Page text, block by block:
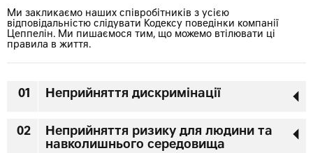
Ми закликаємо наших співробітників з усією
відповідальністю слідувати Кодексу поведінки компанії
Цеппелін. Ми пишаємося тим, що можемо втілювати ці
правила в життя.
01 Неприйняття дискримінації
02 Неприйняття ризику для людини та
навколишнього середовища